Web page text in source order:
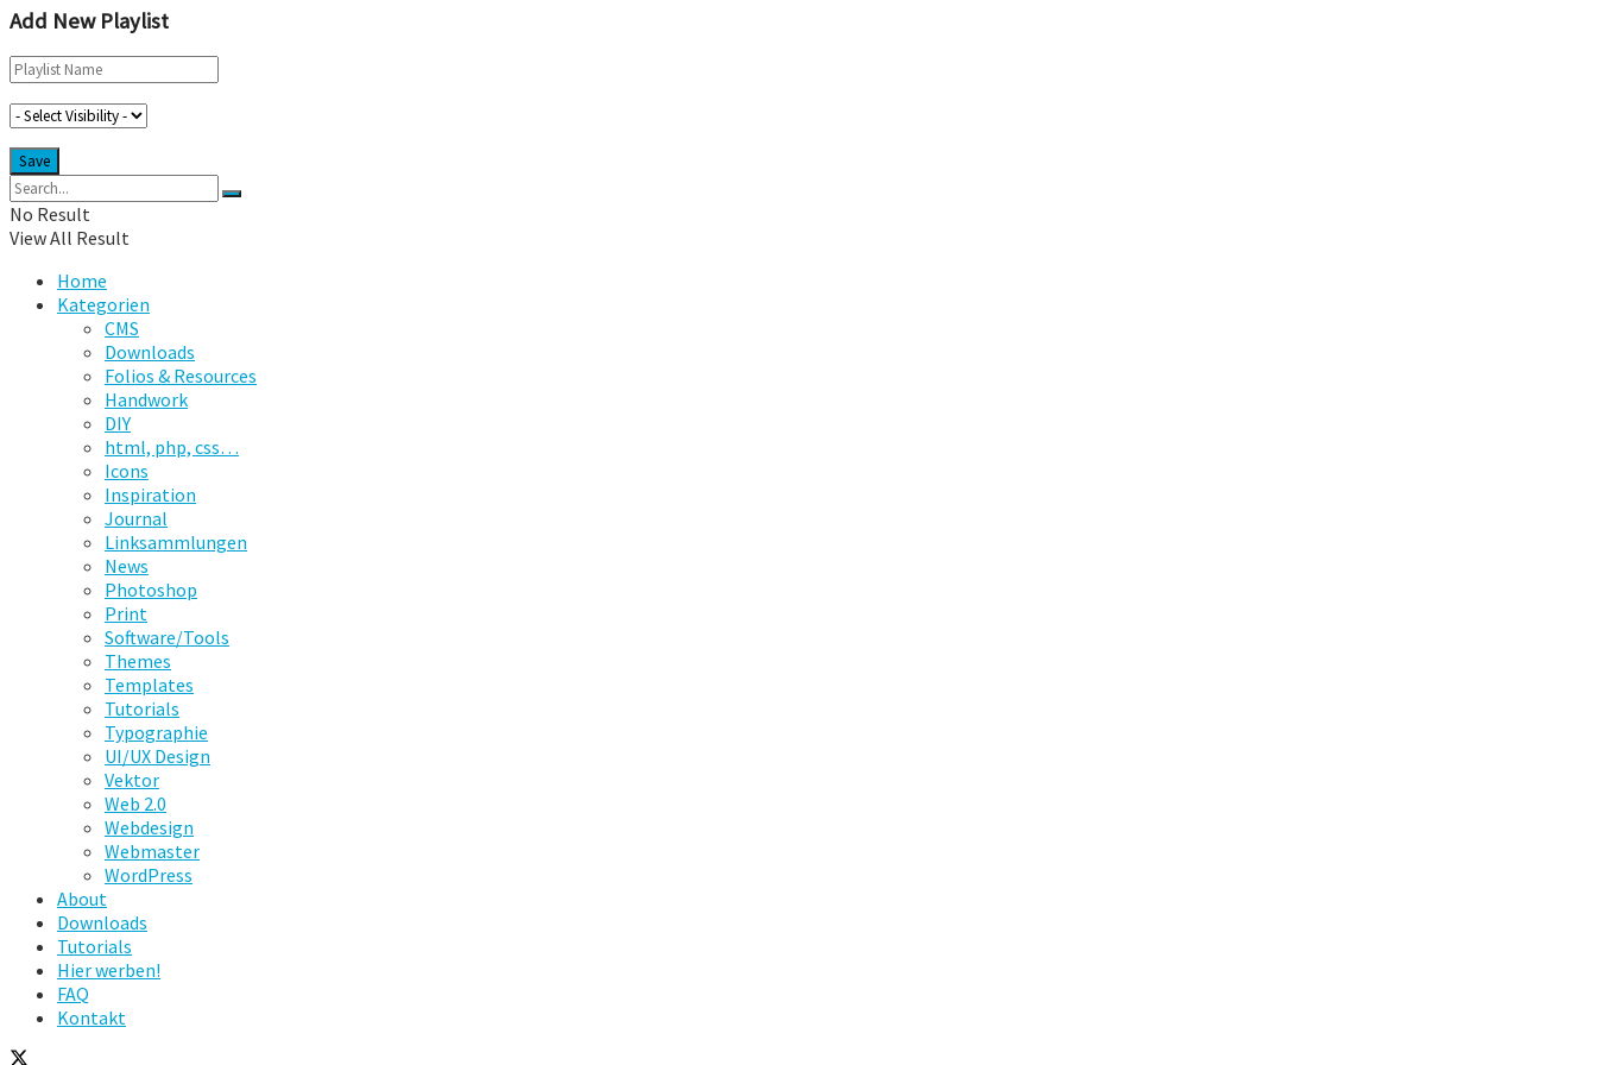
Add New Playlist
No Result
View All Result
Home
Kategorien
CMS
Downloads
Folios & Resources
Handwork
DIY
html, php, css…
Icons
Inspiration
Journal
Linksammlungen
News
Photoshop
Print
Software/Tools
Themes
Templates
Tutorials
Typographie
UI/UX Design
Vektor
Web 2.0
Webdesign
Webmaster
WordPress
About
Downloads
Tutorials
Hier werben!
FAQ
Kontakt